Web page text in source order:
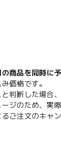
の商品を同時に
価格です。
と判断した場合
ージのため、実
るご注文のキャ